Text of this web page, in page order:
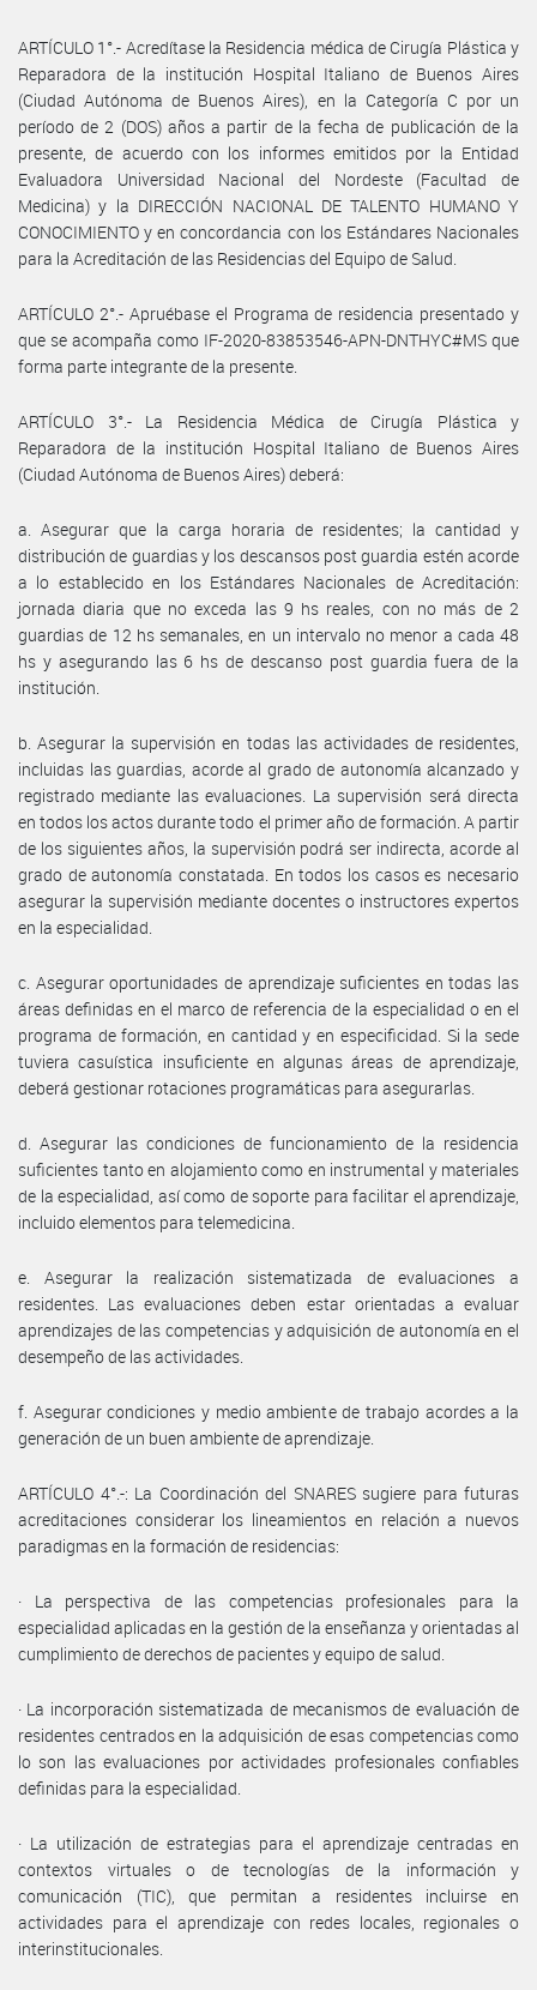
ARTÍCULO 1°.- Acredítase la Residencia médica de Cirugía Plástica y
Reparadora de la institución Hospital Italiano de Buenos Aires
(Ciudad Autónoma de Buenos Aires), en la Categoría C por un
período de 2 (DOS) años a partir de la fecha de publicación de la
presente, de acuerdo con los informes emitidos por la Entidad
Evaluadora Universidad Nacional del Nordeste (Facultad de
Medicina) y la DIRECCIÓN NACIONAL DE TALENTO HUMANO Y
CONOCIMIENTO y en concordancia con los Estándares Nacionales
para la Acreditación de las Residencias del Equipo de Salud.
ARTÍCULO 2°.- Apruébase el Programa de residencia presentado y
que se acompaña como IF-2020-83853546-APN-DNTHYC#MS que
forma parte integrante de la presente.
ARTÍCULO 3°.- La Residencia Médica de Cirugía Plástica y
Reparadora de la institución Hospital Italiano de Buenos Aires
(Ciudad Autónoma de Buenos Aires) deberá:
a. Asegurar que la carga horaria de residentes; la cantidad y
distribución de guardias y los descansos post guardia estén acorde
a lo establecido en los Estándares Nacionales de Acreditación:
jornada diaria que no exceda las 9 hs reales, con no más de 2
guardias de 12 hs semanales, en un intervalo no menor a cada 48
hs y asegurando las 6 hs de descanso post guardia fuera de la
institución.
b. Asegurar la supervisión en todas las actividades de residentes,
incluidas las guardias, acorde al grado de autonomía alcanzado y
registrado mediante las evaluaciones. La supervisión será directa
en todos los actos durante todo el primer año de formación. A partir
de los siguientes años, la supervisión podrá ser indirecta, acorde al
grado de autonomía constatada. En todos los casos es necesario
asegurar la supervisión mediante docentes o instructores expertos
en la especialidad.
c. Asegurar oportunidades de aprendizaje suficientes en todas las
áreas definidas en el marco de referencia de la especialidad o en el
programa de formación, en cantidad y en especificidad. Si la sede
tuviera casuística insuficiente en algunas áreas de aprendizaje,
deberá gestionar rotaciones programáticas para asegurarlas.
d. Asegurar las condiciones de funcionamiento de la residencia
suficientes tanto en alojamiento como en instrumental y materiales
de la especialidad, así como de soporte para facilitar el aprendizaje,
incluido elementos para telemedicina.
e. Asegurar la realización sistematizada de evaluaciones a
residentes. Las evaluaciones deben estar orientadas a evaluar
aprendizajes de las competencias y adquisición de autonomía en el
desempeño de las actividades.
f. Asegurar condiciones y medio ambiente de trabajo acordes a la
generación de un buen ambiente de aprendizaje.
ARTÍCULO 4°.-: La Coordinación del SNARES sugiere para futuras
acreditaciones considerar los lineamientos en relación a nuevos
paradigmas en la formación de residencias:
· La perspectiva de las competencias profesionales para la
especialidad aplicadas en la gestión de la enseñanza y orientadas al
cumplimiento de derechos de pacientes y equipo de salud.
· La incorporación sistematizada de mecanismos de evaluación de
residentes centrados en la adquisición de esas competencias como
lo son las evaluaciones por actividades profesionales confiables
definidas para la especialidad.
· La utilización de estrategias para el aprendizaje centradas en
contextos virtuales o de tecnologías de la información y
comunicación (TIC), que permitan a residentes incluirse en
actividades para el aprendizaje con redes locales, regionales o
interinstitucionales.